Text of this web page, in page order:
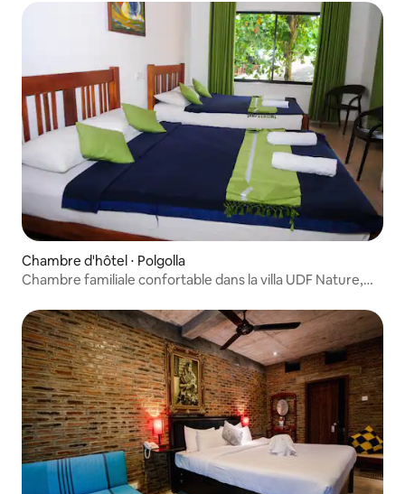
Chambre d'hôtel ⋅ Polgolla
Chambre familiale confortable dans la villa UDF Nature,